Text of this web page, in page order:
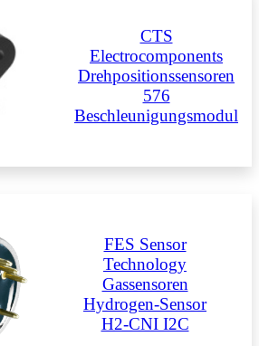
CTS
Electrocomponents
Drehpositionssensoren
576
Beschleunigungsmodul
FES Sensor
Technology
Gassensoren
Hydrogen-Sensor
H2-CNI I2C